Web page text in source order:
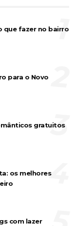
que fazer no bairro
1
para o Novo
gratuitos
3
os melhores
4
com lazer